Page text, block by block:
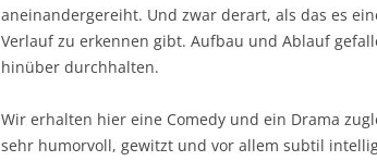
aneinandergereiht. Und zwar derart, als das es
Verlauf zu erkennen gibt. Aufbau und Ablauf
hinüber durchhalten.
Wir erhalten hier eine Comedy und ein Drama
sehr humorvoll, gewitzt und vor allem subtil